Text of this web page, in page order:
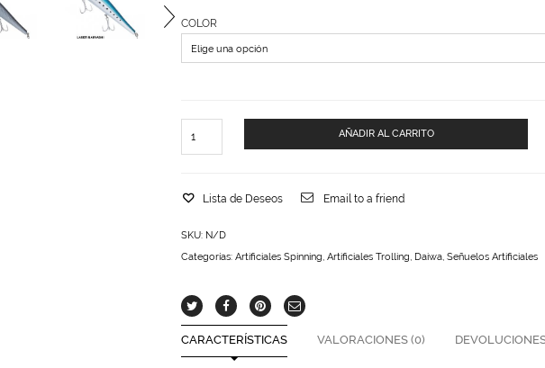
COLOR
DAIWA
SEABASS
MM
AÑADIR AL CARRITO
Lista de Deseos Email to a friend
SKU: N/D
Categorías: Artificiales Spinning, Artificiales Trolling, Daiwa, Señuelos Artificiales
CARACTERÍSTICAS VALORACIONES (0)